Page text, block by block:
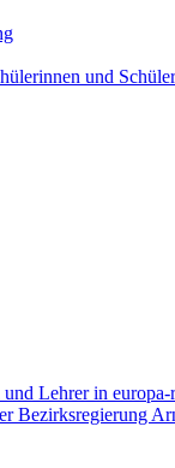
und Schüler
Lehrer in europa-
Bezirksregierung